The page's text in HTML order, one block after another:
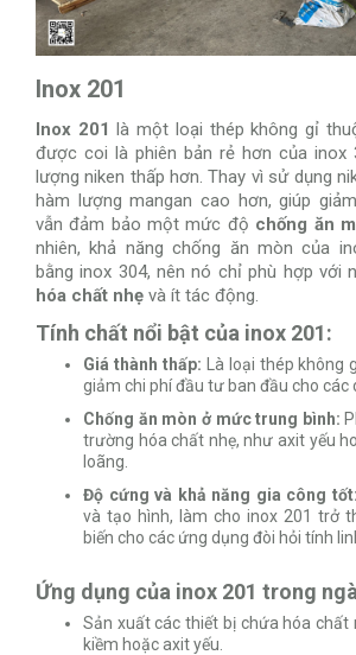
Inox 201
Inox 201 là một loại thép không gỉ
được coi là phiên bản rẻ hơn của inox
lượng niken thấp hơn. Thay vì sử dụng
hàm lượng mangan cao hơn, giúp
vẫn đảm bảo một mức độ chống ăn
nhiên, khả năng chống ăn mòn của
bằng inox 304, nên nó chỉ phù hợp với
hóa chất nhẹ và ít tác động.
Tính chất nổi bật của inox 201:
Giá thành thấp: Là loại thép không
giảm chi phí đầu tư ban đầu cho các
Chống ăn mòn ở mức trung bình:
trường hóa chất nhẹ, như axit yếu
loãng.
Độ cứng và khả năng gia công tốt:
và tạo hình, làm cho inox 201 trở
biến cho các ứng dụng đòi hỏi tính
Ứng dụng của inox 201 trong
Sản xuất các thiết bị chứa hóa chất
kiềm hoặc axit yếu.